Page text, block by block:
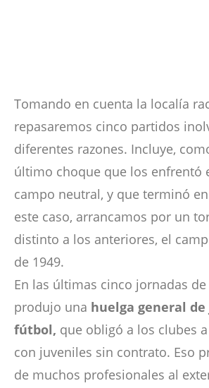
Tomando en cuenta la localía
repasaremos cinco partidos
diferentes razones. Incluye,
último choque que los enfrentó
campo neutral, y que terminó
este caso, arrancamos por un
distinto a los anteriores, el
de 1949.
En las últimas cinco jornadas de
produjo una huelga general
fútbol, que obligó a los clubes
con juveniles sin contrato. Eso
de muchos profesionales al